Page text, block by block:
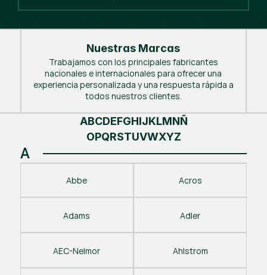
Nuestras Marcas
Trabajamos con los principales fabricantes
nacionales e internacionales para ofrecer una
experiencia personalizada y una respuesta rápida a
todos nuestros clientes.
A
Abbe Acros
Adams Adler
AEC-Nelmor Ahlstrom
ABCDEFGHIJKLMNÑ
OPQRSTUVWXYZ